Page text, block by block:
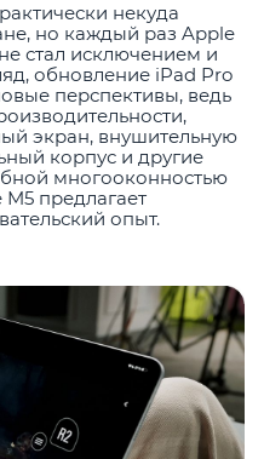
некуда
но каждый раз Apple
стал исключением и
обновление iPad Pro
перспективы, ведь
экран, внушительную
корпус и другие
многооконностью
предлагает
опыт.